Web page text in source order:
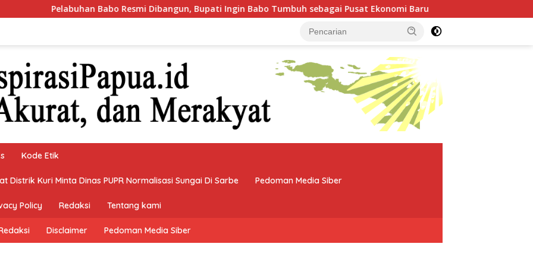
Babo Resmi Dibangun, Bupati Ingin Babo Tumbuh sebagai Pusat Ekonomi Baru Kapolres Teluk Bintuni Rotasi
Kode Etik
Distrik Kuri Minta Dinas PUPR Normalisasi Sungai Di Sarbe Pedoman Media Siber
Policy Redaksi Tentang kami
Disclaimer Pedoman Media Siber